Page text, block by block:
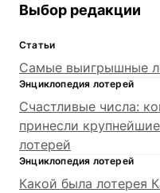
Выбор редакции
Статьи
Самые выигрышные
Энциклопедия лотерей
Счастливые числа:
принесли
лотерей
Энциклопедия лотерей
Какой была лотерея